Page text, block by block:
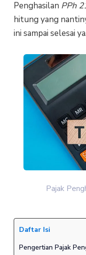
Penghasilan PPh
hitung yang
ini sampai selesai ya.
Pajak
Daftar Isi
Pengertian Pajak